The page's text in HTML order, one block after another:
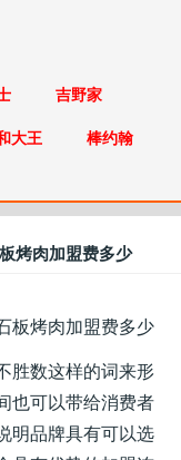
吉野家
大王 棒约翰
烤肉加盟费多少
烤肉加盟费多少
胜数这样的词来形
也可以带给消费者
明品牌具有可以选